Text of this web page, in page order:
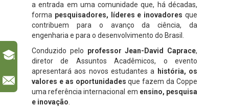
a entrada em uma comunidade que, há décadas,
forma pesquisadores, líderes e inovadores que
contribuem para o avanço da ciência, da
engenharia e para o desenvolvimento do Brasil.
Conduzido pelo professor Jean-David Caprace,
diretor de Assuntos Acadêmicos, o evento
apresentará aos novos estudantes a história, os
valores e as oportunidades que fazem da Coppe
uma referência internacional em ensino, pesquisa
e inovação.